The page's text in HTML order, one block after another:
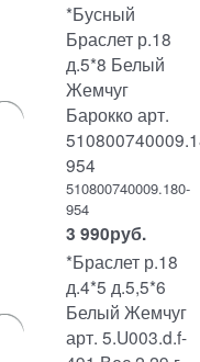
*Бусный
Браслет р.18
д.5*8 Белый
Жемчуг
Барокко арт.
954
510800740009.180-
954
3 990руб.
*Браслет р.18
д.4*5 д.5,5*6
Белый Жемчуг
арт. 5.U003.d.f-